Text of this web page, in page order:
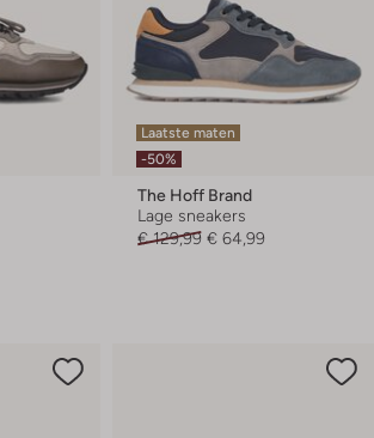
Laatste maten
-50%
The Hoff Brand
Lage sneakers
€ 129,99 € 64,99